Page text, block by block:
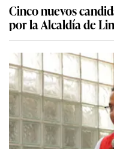
Cinco nuevos
por la Alcaldía de